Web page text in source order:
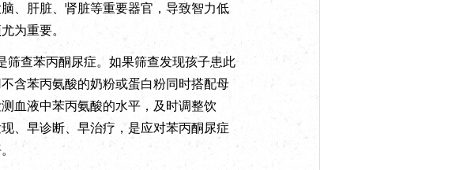
、肝脏、肾脏等重要器官，导致智力低
为重要。
查苯丙酮尿症。如果筛查发现孩子患此
含苯丙氨酸的奶粉或蛋白粉同时搭配母
血液中苯丙氨酸的水平，及时调整饮
、早诊断、早治疗，是应对苯丙酮尿症